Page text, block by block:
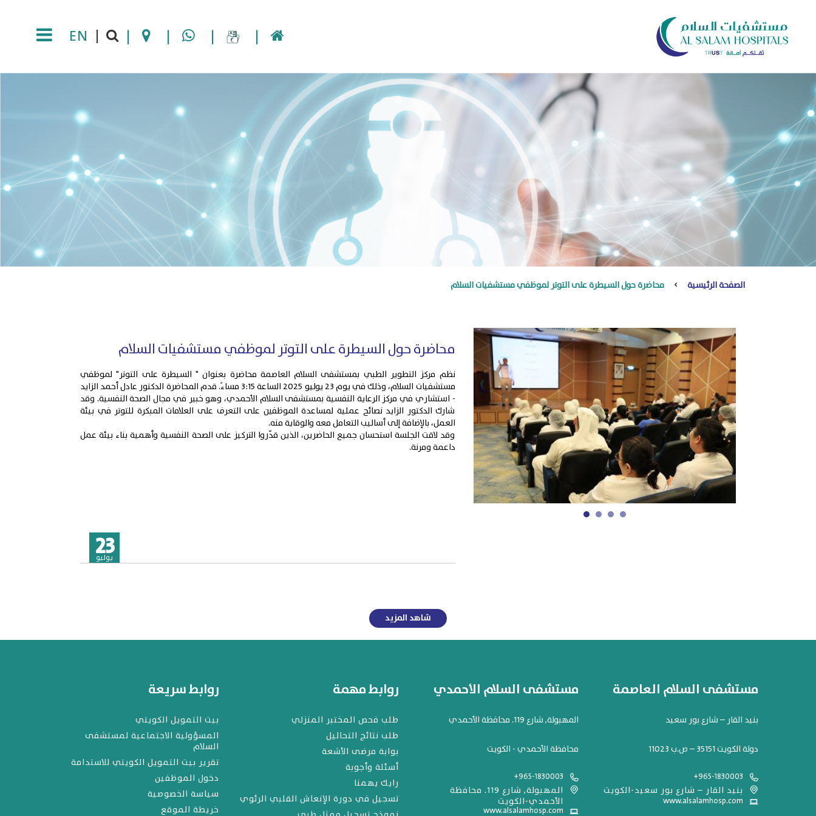
|
|
|
|
|
EN
الصفحة الرئيسية محاضرة حول السيطرة على التوتر لموظفي مستشفيات السلام
1 2 3 4
محاضرة حول السيطرة على التوتر لموظفي مستشفيات السلام
نظم مركز التطوير الطبي بمستشفى السلام العاصمة محاضرة بعنوان " السيطرة على التوتر" لموظفي
مستشفيات السلام، وذلك في يوم 23 يوليو 2025 الساعة 3:15 مساءً. قدم المحاضرة الدكتور عادل أحمد الزايد
- استشاري في مركز الرعاية النفسية بمستشفى السلام الأحمدي، وهو خبير في مجال الصحة النفسية. وقد
شارك الدكتور الزايد نصائح عملية لمساعدة الموظفين على التعرف على العلامات المبكرة للتوتر في بيئة
العمل، بالإضافة إلى أساليب التعامل معه والوقاية منه.
وقد لاقت الجلسة استحسان جميع الحاضرين، الذين قدّروا التركيز على الصحة النفسية وأهمية بناء بيئة عمل
داعمة ومرنة.
23
يوليو
شاهد المزيد
مستشفى السلام العاصمة
بنيد القار – شارع بور سعيد
دولة الكويت 35151 – ص.ب 11023
+965-1830003
بنيد القار – شارع بور سعيد-الكويت
www.alsalamhosp.com
مستشفى السلام الأحمدي
المهبولة, شارع 119. محافظة الأحمدي
محافظة الأحمدي - الكويت
+965-1830003
المهبولة, شارع 119. محافظة
الأحمدي-الكويت
www.alsalamhosp.com
روابط مهمة
طلب فحص المختبر المنزلي
طلب نتائج التحاليل
بوابة مرضى الأشعة
أسئلة وأجوبة
رايك يهمنا
تسجيل في دورة الإنعاش القلبي الرئوي
روابط سريعة
بيت التمويل الكويتي
المسؤولية الاجتماعية لمستشفى
السلام
تقرير بيت التمويل الكويتي للاستدامة
دخول الموظفين
سياسة الخصوصية
خريطة الموقع